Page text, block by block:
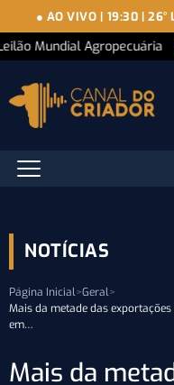
● AO VIVO | 19:30 | 26°
Mundial Agropecuária
NOTÍCIAS
Página Inicial>Geral>
Mais da metade das
em…
Mais da